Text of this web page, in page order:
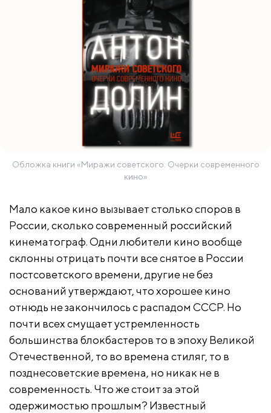
Обложка книги «Миражи советского. Очерки современного
кино»
Мало какое кино вызывает столько споров в
России, сколько современный российский
кинематограф. Одни любители кино вообще
склонны отрицать почти все снятое в России
постсоветского времени, другие не без
оснований утверждают, что хорошее кино
отнюдь не закончилось с распадом СССР. Но
почти всех смущает устремленность
большинства блокбастеров то в эпоху Великой
Отечественной, то во времена стиляг, то в
позднесоветские времена, но никак не в
современность. Что же стоит за этой
одержимостью прошлым? Известный